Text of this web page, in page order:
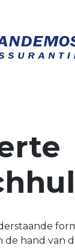
de hand van